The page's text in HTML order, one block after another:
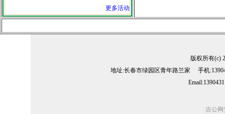
更多活动
版权所有(c)
地址:长春市绿园区青年路兰家 手机
吉公网